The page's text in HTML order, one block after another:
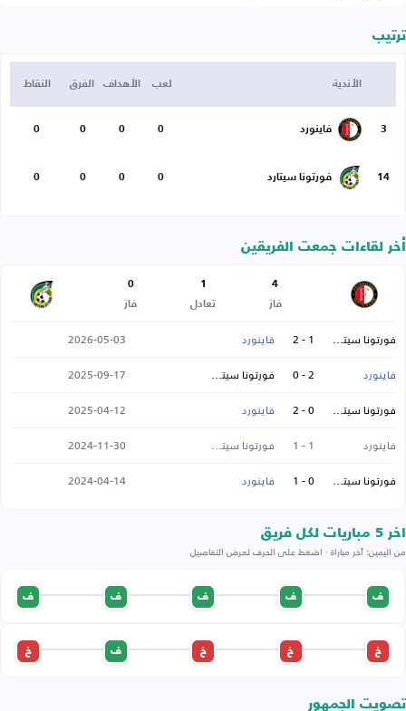
ترتيب
الأندية لعب الأهداف الفرق النقاط
3 فاينورد 0
0
0
0
14 فورتونا سيتارد 0
0
0
0
أخر لقاءات جمعت الفريقين
4
فاز
1
تعادل
0
فاز
فورتونا سيتارد 1 - 2 فاينورد
2026-05-03
فاينورد
2 - 0 فورتونا سيتارد
2025-09-17
فورتونا سيتارد
0 - 2 فاينورد
2025-04-12
فاينورد
1 - 1 فورتونا سيتارد
2024-11-30
فورتونا سيتارد
0 - 1 فاينورد 2024-04-14
اخر 5 مباريات لكل فريق
من اليمين: آخر مباراة · اضغط على الحرف لعرض التفاصيل
ف ف ف ف ف
خ خ خ ف خ
تصويت الجمهور